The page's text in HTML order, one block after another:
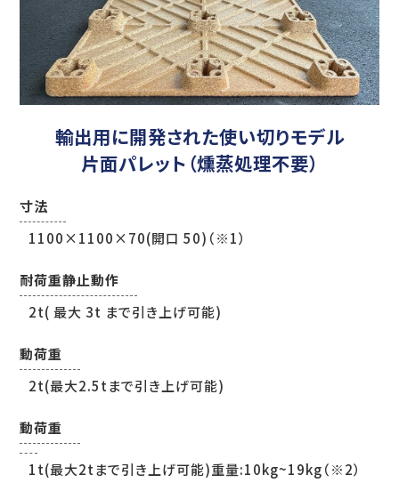
輸出用に開発された使い切りモデル
片面パレット（燻蒸処理不要）
寸法
1100×1100×70(開口 50)（※1）
耐荷重静止動作
2t( 最大 3t まで引き上げ可能)
動荷重
2t(最大2.5tまで引き上げ可能)
動荷重
1t(最大2tまで引き上げ可能)重量:10kg~19kg（※2）